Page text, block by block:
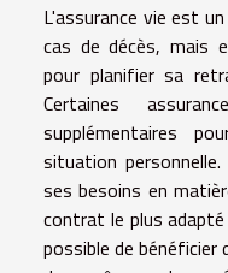
L'assurance vie est
cas de décès, mais
pour planifier sa
Certaines
supplémentaires
situation
ses besoins en
contrat le plus
possible de